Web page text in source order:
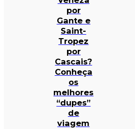
por
Gante e
Saint-
Tropez
por
Cascais?
Conheça
os
melhores
“dupes”
de
viagem